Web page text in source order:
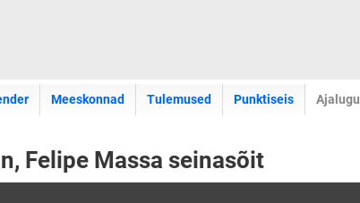
Meeskonnad Tulemused Punktiseis Ajalugu
Felipe Massa seinasõit